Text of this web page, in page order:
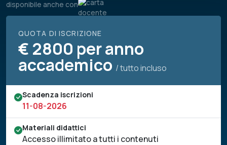
disponibile anche con
QUOTA DI ISCRIZIONE
€ 2800 per anno
accademico / tutto incluso
Scadenza iscrizioni
11-08-2026
Materiali didattici
Accesso illimitato a tutti i contenuti